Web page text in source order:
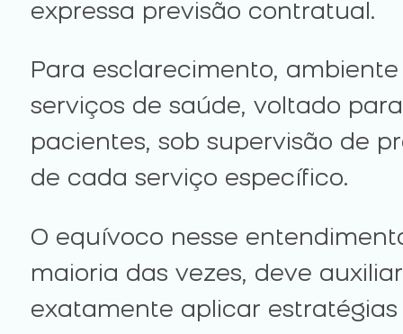
expressa previsão contratual.
Para esclarecimento,
serviços de saúde, voltado
pacientes, sob supervisão de
de cada serviço específico.
O equívoco nesse
maioria das vezes, deve
exatamente aplicar